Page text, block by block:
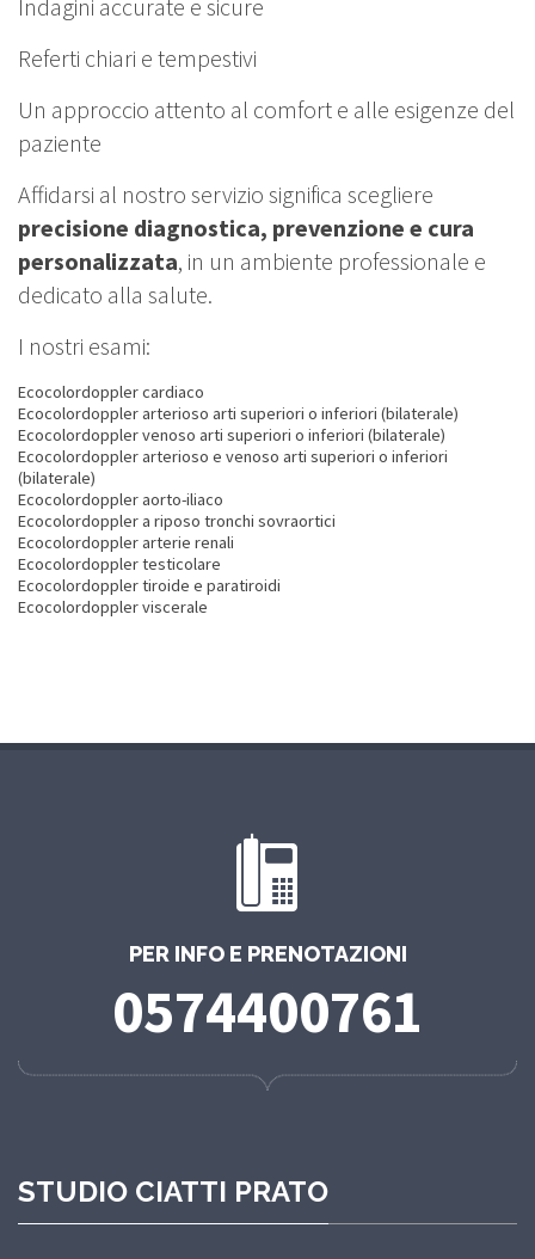
Indagini accurate e sicure
Referti chiari e tempestivi
Un approccio attento al comfort e alle esigenze del
paziente
Affidarsi al nostro servizio significa scegliere
precisione diagnostica, prevenzione e cura
personalizzata, in un ambiente professionale e
dedicato alla salute.
I nostri esami:
Ecocolordoppler cardiaco
Ecocolordoppler arterioso arti superiori o inferiori (bilaterale)
Ecocolordoppler venoso arti superiori o inferiori (bilaterale)
Ecocolordoppler arterioso e venoso arti superiori o inferiori
(bilaterale)
Ecocolordoppler aorto-iliaco
Ecocolordoppler a riposo tronchi sovraortici
Ecocolordoppler arterie renali
Ecocolordoppler testicolare
Ecocolordoppler tiroide e paratiroidi
Ecocolordoppler viscerale
PER INFO E PRENOTAZIONI
0574400761
STUDIO CIATTI PRATO